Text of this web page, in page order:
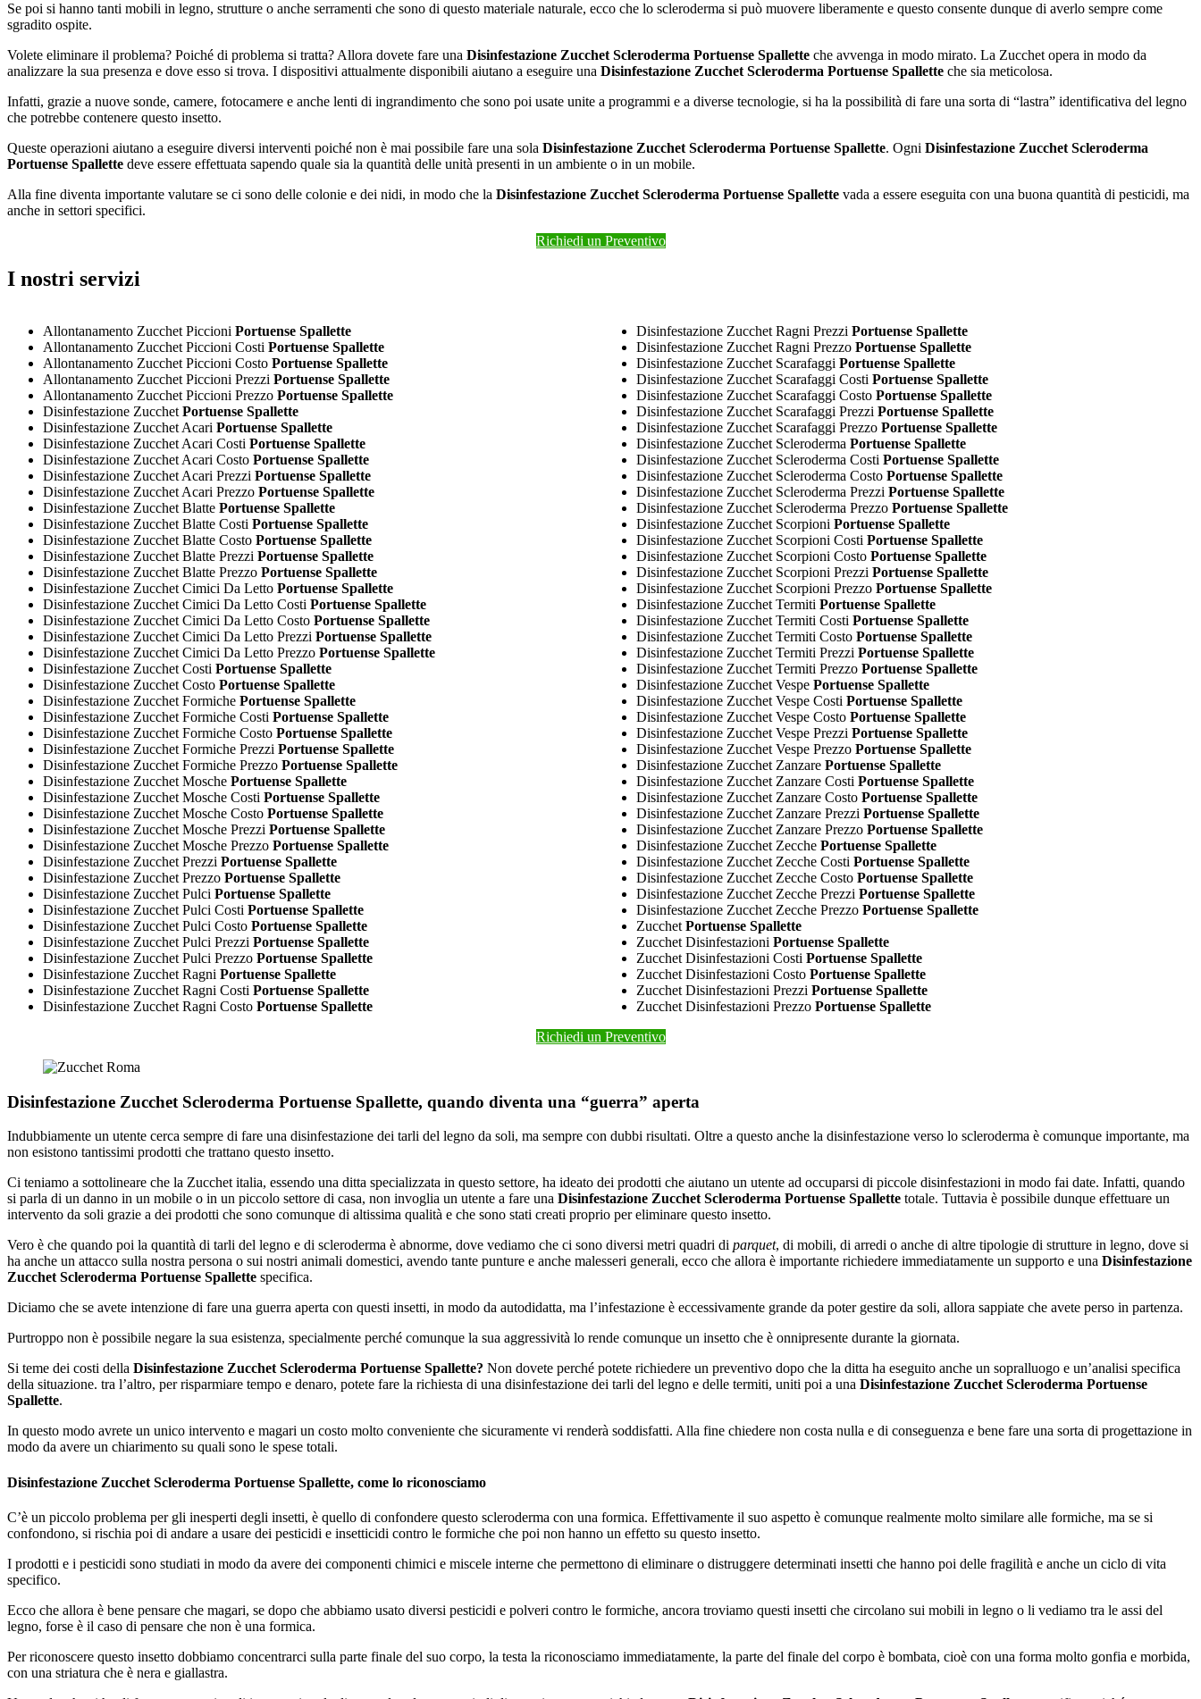
Se poi si hanno tanti mobili in legno, strutture o anche serramenti che sono di questo materiale naturale, ecco che lo scleroderma si può muovere liberamente e questo consente dunque di averlo sempre come
sgradito ospite.
Volete eliminare il problema? Poiché di problema si tratta? Allora dovete fare una Disinfestazione Zucchet Scleroderma Portuense Spallette che avvenga in modo mirato. La Zucchet opera in modo da
analizzare la sua presenza e dove esso si trova. I dispositivi attualmente disponibili aiutano a eseguire una Disinfestazione Zucchet Scleroderma Portuense Spallette che sia meticolosa.
Infatti, grazie a nuove sonde, camere, fotocamere e anche lenti di ingrandimento che sono poi usate unite a programmi e a diverse tecnologie, si ha la possibilità di fare una sorta di “lastra” identificativa del legno
che potrebbe contenere questo insetto.
Queste operazioni aiutano a eseguire diversi interventi poiché non è mai possibile fare una sola Disinfestazione Zucchet Scleroderma Portuense Spallette. Ogni Disinfestazione Zucchet Scleroderma
Portuense Spallette deve essere effettuata sapendo quale sia la quantità delle unità presenti in un ambiente o in un mobile.
Alla fine diventa importante valutare se ci sono delle colonie e dei nidi, in modo che la Disinfestazione Zucchet Scleroderma Portuense Spallette vada a essere eseguita con una buona quantità di pesticidi, ma
anche in settori specifici.
Richiedi un Preventivo
I nostri servizi
Allontanamento Zucchet Piccioni Portuense Spallette
Allontanamento Zucchet Piccioni Costi Portuense Spallette
Allontanamento Zucchet Piccioni Costo Portuense Spallette
Allontanamento Zucchet Piccioni Prezzi Portuense Spallette
Allontanamento Zucchet Piccioni Prezzo Portuense Spallette
Disinfestazione Zucchet Portuense Spallette
Disinfestazione Zucchet Acari Portuense Spallette
Disinfestazione Zucchet Acari Costi Portuense Spallette
Disinfestazione Zucchet Acari Costo Portuense Spallette
Disinfestazione Zucchet Acari Prezzi Portuense Spallette
Disinfestazione Zucchet Acari Prezzo Portuense Spallette
Disinfestazione Zucchet Blatte Portuense Spallette
Disinfestazione Zucchet Blatte Costi Portuense Spallette
Disinfestazione Zucchet Blatte Costo Portuense Spallette
Disinfestazione Zucchet Blatte Prezzi Portuense Spallette
Disinfestazione Zucchet Blatte Prezzo Portuense Spallette
Disinfestazione Zucchet Cimici Da Letto Portuense Spallette
Disinfestazione Zucchet Cimici Da Letto Costi Portuense Spallette
Disinfestazione Zucchet Cimici Da Letto Costo Portuense Spallette
Disinfestazione Zucchet Cimici Da Letto Prezzi Portuense Spallette
Disinfestazione Zucchet Cimici Da Letto Prezzo Portuense Spallette
Disinfestazione Zucchet Costi Portuense Spallette
Disinfestazione Zucchet Costo Portuense Spallette
Disinfestazione Zucchet Formiche Portuense Spallette
Disinfestazione Zucchet Formiche Costi Portuense Spallette
Disinfestazione Zucchet Formiche Costo Portuense Spallette
Disinfestazione Zucchet Formiche Prezzi Portuense Spallette
Disinfestazione Zucchet Formiche Prezzo Portuense Spallette
Disinfestazione Zucchet Mosche Portuense Spallette
Disinfestazione Zucchet Mosche Costi Portuense Spallette
Disinfestazione Zucchet Mosche Costo Portuense Spallette
Disinfestazione Zucchet Mosche Prezzi Portuense Spallette
Disinfestazione Zucchet Mosche Prezzo Portuense Spallette
Disinfestazione Zucchet Prezzi Portuense Spallette
Disinfestazione Zucchet Prezzo Portuense Spallette
Disinfestazione Zucchet Pulci Portuense Spallette
Disinfestazione Zucchet Pulci Costi Portuense Spallette
Disinfestazione Zucchet Pulci Costo Portuense Spallette
Disinfestazione Zucchet Pulci Prezzi Portuense Spallette
Disinfestazione Zucchet Pulci Prezzo Portuense Spallette
Disinfestazione Zucchet Ragni Portuense Spallette
Disinfestazione Zucchet Ragni Costi Portuense Spallette
Disinfestazione Zucchet Ragni Costo Portuense Spallette
Disinfestazione Zucchet Ragni Prezzi Portuense Spallette
Disinfestazione Zucchet Ragni Prezzo Portuense Spallette
Disinfestazione Zucchet Scarafaggi Portuense Spallette
Disinfestazione Zucchet Scarafaggi Costi Portuense Spallette
Disinfestazione Zucchet Scarafaggi Costo Portuense Spallette
Disinfestazione Zucchet Scarafaggi Prezzi Portuense Spallette
Disinfestazione Zucchet Scarafaggi Prezzo Portuense Spallette
Disinfestazione Zucchet Scleroderma Portuense Spallette
Disinfestazione Zucchet Scleroderma Costi Portuense Spallette
Disinfestazione Zucchet Scleroderma Costo Portuense Spallette
Disinfestazione Zucchet Scleroderma Prezzi Portuense Spallette
Disinfestazione Zucchet Scleroderma Prezzo Portuense Spallette
Disinfestazione Zucchet Scorpioni Portuense Spallette
Disinfestazione Zucchet Scorpioni Costi Portuense Spallette
Disinfestazione Zucchet Scorpioni Costo Portuense Spallette
Disinfestazione Zucchet Scorpioni Prezzi Portuense Spallette
Disinfestazione Zucchet Scorpioni Prezzo Portuense Spallette
Disinfestazione Zucchet Termiti Portuense Spallette
Disinfestazione Zucchet Termiti Costi Portuense Spallette
Disinfestazione Zucchet Termiti Costo Portuense Spallette
Disinfestazione Zucchet Termiti Prezzi Portuense Spallette
Disinfestazione Zucchet Termiti Prezzo Portuense Spallette
Disinfestazione Zucchet Vespe Portuense Spallette
Disinfestazione Zucchet Vespe Costi Portuense Spallette
Disinfestazione Zucchet Vespe Costo Portuense Spallette
Disinfestazione Zucchet Vespe Prezzi Portuense Spallette
Disinfestazione Zucchet Vespe Prezzo Portuense Spallette
Disinfestazione Zucchet Zanzare Portuense Spallette
Disinfestazione Zucchet Zanzare Costi Portuense Spallette
Disinfestazione Zucchet Zanzare Costo Portuense Spallette
Disinfestazione Zucchet Zanzare Prezzi Portuense Spallette
Disinfestazione Zucchet Zanzare Prezzo Portuense Spallette
Disinfestazione Zucchet Zecche Portuense Spallette
Disinfestazione Zucchet Zecche Costi Portuense Spallette
Disinfestazione Zucchet Zecche Costo Portuense Spallette
Disinfestazione Zucchet Zecche Prezzi Portuense Spallette
Disinfestazione Zucchet Zecche Prezzo Portuense Spallette
Zucchet Portuense Spallette
Zucchet Disinfestazioni Portuense Spallette
Zucchet Disinfestazioni Costi Portuense Spallette
Zucchet Disinfestazioni Costo Portuense Spallette
Zucchet Disinfestazioni Prezzi Portuense Spallette
Zucchet Disinfestazioni Prezzo Portuense Spallette
Richiedi un Preventivo
Disinfestazione Zucchet Scleroderma Portuense Spallette, quando diventa una “guerra” aperta
Indubbiamente un utente cerca sempre di fare una disinfestazione dei tarli del legno da soli, ma sempre con dubbi risultati. Oltre a questo anche la disinfestazione verso lo scleroderma è comunque importante, ma
non esistono tantissimi prodotti che trattano questo insetto.
Ci teniamo a sottolineare che la Zucchet italia, essendo una ditta specializzata in questo settore, ha ideato dei prodotti che aiutano un utente ad occuparsi di piccole disinfestazioni in modo fai date. Infatti, quando
si parla di un danno in un mobile o in un piccolo settore di casa, non invoglia un utente a fare una Disinfestazione Zucchet Scleroderma Portuense Spallette totale. Tuttavia è possibile dunque effettuare un
intervento da soli grazie a dei prodotti che sono comunque di altissima qualità e che sono stati creati proprio per eliminare questo insetto.
Vero è che quando poi la quantità di tarli del legno e di scleroderma è abnorme, dove vediamo che ci sono diversi metri quadri di parquet, di mobili, di arredi o anche di altre tipologie di strutture in legno, dove si
ha anche un attacco sulla nostra persona o sui nostri animali domestici, avendo tante punture e anche malesseri generali, ecco che allora è importante richiedere immediatamente un supporto e una Disinfestazione
Zucchet Scleroderma Portuense Spallette specifica.
Diciamo che se avete intenzione di fare una guerra aperta con questi insetti, in modo da autodidatta, ma l’infestazione è eccessivamente grande da poter gestire da soli, allora sappiate che avete perso in partenza.
Purtroppo non è possibile negare la sua esistenza, specialmente perché comunque la sua aggressività lo rende comunque un insetto che è onnipresente durante la giornata.
Si teme dei costi della Disinfestazione Zucchet Scleroderma Portuense Spallette? Non dovete perché potete richiedere un preventivo dopo che la ditta ha eseguito anche un sopralluogo e un’analisi specifica
della situazione. tra l’altro, per risparmiare tempo e denaro, potete fare la richiesta di una disinfestazione dei tarli del legno e delle termiti, uniti poi a una Disinfestazione Zucchet Scleroderma Portuense
Spallette.
In questo modo avrete un unico intervento e magari un costo molto conveniente che sicuramente vi renderà soddisfatti. Alla fine chiedere non costa nulla e di conseguenza e bene fare una sorta di progettazione in
modo da avere un chiarimento su quali sono le spese totali.
Disinfestazione Zucchet Scleroderma Portuense Spallette, come lo riconosciamo
C’è un piccolo problema per gli inesperti degli insetti, è quello di confondere questo scleroderma con una formica. Effettivamente il suo aspetto è comunque realmente molto similare alle formiche, ma se si
confondono, si rischia poi di andare a usare dei pesticidi e insetticidi contro le formiche che poi non hanno un effetto su questo insetto.
I prodotti e i pesticidi sono studiati in modo da avere dei componenti chimici e miscele interne che permettono di eliminare o distruggere determinati insetti che hanno poi delle fragilità e anche un ciclo di vita
specifico.
Ecco che allora è bene pensare che magari, se dopo che abbiamo usato diversi pesticidi e polveri contro le formiche, ancora troviamo questi insetti che circolano sui mobili in legno o li vediamo tra le assi del
legno, forse è il caso di pensare che non è una formica.
Per riconoscere questo insetto dobbiamo concentrarci sulla parte finale del suo corpo, la testa la riconosciamo immediatamente, la parte del finale del corpo è bombata, cioè con una forma molto gonfia e morbida,
con una striatura che è nera e giallastra.